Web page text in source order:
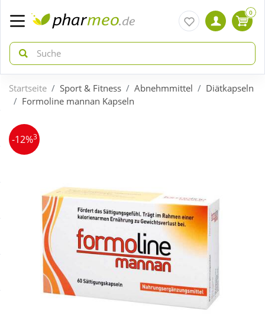
zurück
ÜBERSICHT AKTIONEN
Gratis dazu
Neuheiten
zurück
ÜBERSICHT KATEGORIEN
Bio & Genuss
Diabetes
Körperpflege & Kosmetik
0
Startseite Sport & Fitness Abnehmmittel
Diätkapseln
Formoline mannan Kapseln
-12%3